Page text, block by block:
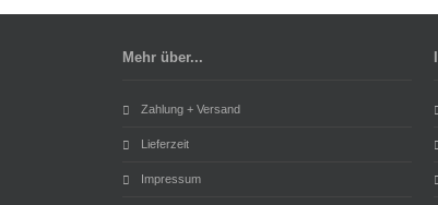
Mehr über...
Zahlung + Versand
Lieferzeit
Impressum